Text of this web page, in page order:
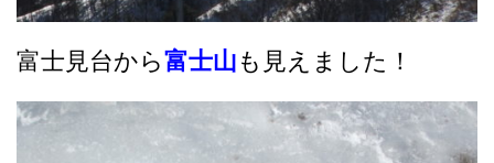
富士見台から富士山も見えました！